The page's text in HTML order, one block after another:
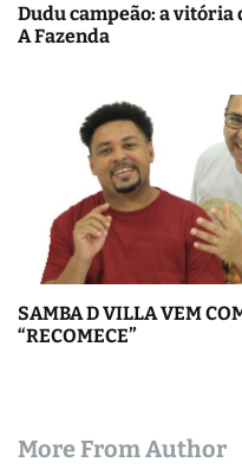
Dudu campeão: a
A Fazenda
SAMBA D VILLA VEM
“RECOMECE”
More From Author